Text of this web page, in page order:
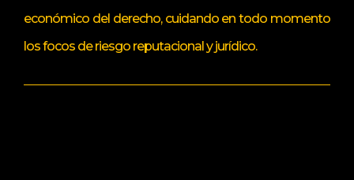
económico del derecho, cuidando en todo momento
los focos de riesgo reputacional y jurídico.